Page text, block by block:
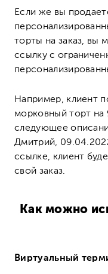
Если же вы
торты на заказ, вы
ссылку с
Например, клиент
морковный торт на
следующее
Дмитрий,
ссылке, клиент
свой заказ.
Как можно
Виртуальный